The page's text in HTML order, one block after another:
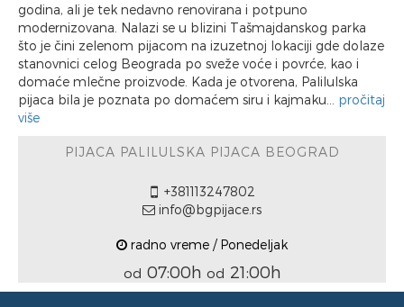
godina, ali je tek nedavno renovirana i potpuno
modernizovana. Nalazi se u blizini Tašmajdanskog parka
što je čini zelenom pijacom na izuzetnoj lokaciji gde dolaze
stanovnici celog Beograda po sveže voće i povrće, kao i
domaće mlečne proizvode. Kada je otvorena, Palilulska
pijaca bila je poznata po domaćem siru i kajmaku... pročitaj
više
PIJACA PALILULSKA PIJACA BEOGRAD
+381113247802
info@bgpijace.rs
radno vreme / Ponedeljak
od 07:00h od 21:00h